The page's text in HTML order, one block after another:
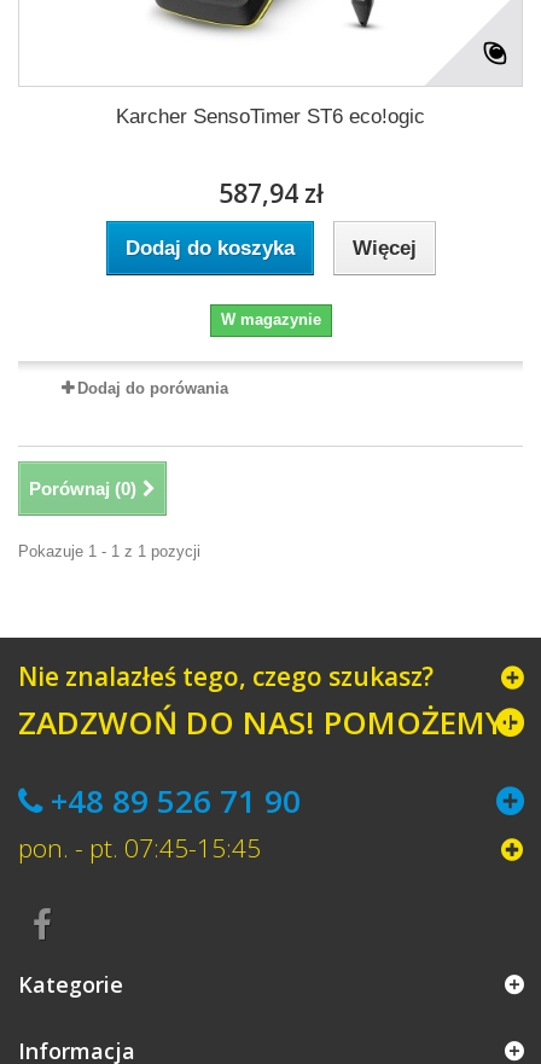
Karcher SensoTimer ST6 eco!ogic
587,94 zł
Dodaj do koszyka Więcej
W magazynie
Dodaj do porówania
Porównaj (0)
Pokazuje 1 - 1 z 1 pozycji
Nie znalazłeś tego, czego szukasz?
ZADZWOŃ DO NAS! POMOŻEMY!
+48 89 526 71 90
pon. - pt. 07:45-15:45
Kategorie
Informacja